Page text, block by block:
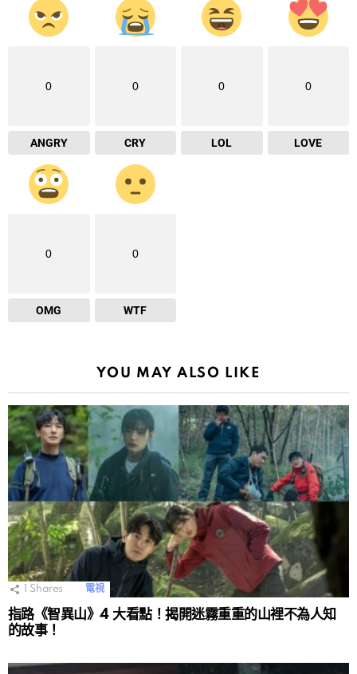
0
ANGRY
0
CRY
0
LOL
0
LOVE
0
OMG
0
WTF
YOU MAY ALSO LIKE
Shares 電視
指路《智異山》4 大看點！揭開迷霧重重的山裡不為人知
的故事！